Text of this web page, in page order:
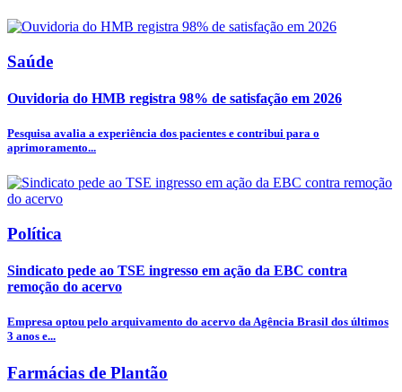
Saúde
Ouvidoria do HMB registra 98% de satisfação em 2026
Pesquisa avalia a experiência dos pacientes e contribui para o
aprimoramento...
Política
Sindicato pede ao TSE ingresso em ação da EBC contra
remoção do acervo
Empresa optou pelo arquivamento do acervo da Agência Brasil dos últimos
3 anos e...
Farmácias de Plantão